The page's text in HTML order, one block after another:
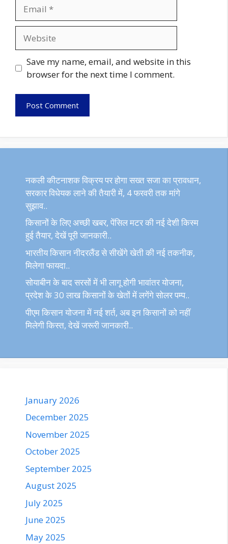
Save my name, email, and website in this
browser for the next time I comment.
नकली कीटनाशक विक्रय पर होगा सख्त सजा का प्रावधान,
सरकार विधेयक लाने की तैयारी में, 4 फरवरी तक मांगे
सुझाव..
किसानों के लिए अच्छी खबर, पेंसिल मटर की नई देशी किस्म
हुई तैयार, देखें पूरी जानकारी..
भारतीय किसान नीदरलैंड से सीखेंगे खेती की नई तकनीक,
मिलेगा फायदा..
सोयाबीन के बाद सरसों में भी लागू होगी भावांतर योजना,
प्रदेश के 30 लाख किसानों के खेतों में लगेंगे सोलर पम्प..
पीएम किसान योजना में नई शर्त, अब इन किसानों को नहीं
मिलेगी किस्त, देखें जरूरी जानकारी..
January 2026
December 2025
November 2025
October 2025
September 2025
August 2025
July 2025
June 2025
May 2025